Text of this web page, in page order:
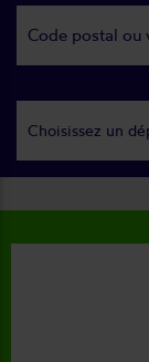
Choisissez un